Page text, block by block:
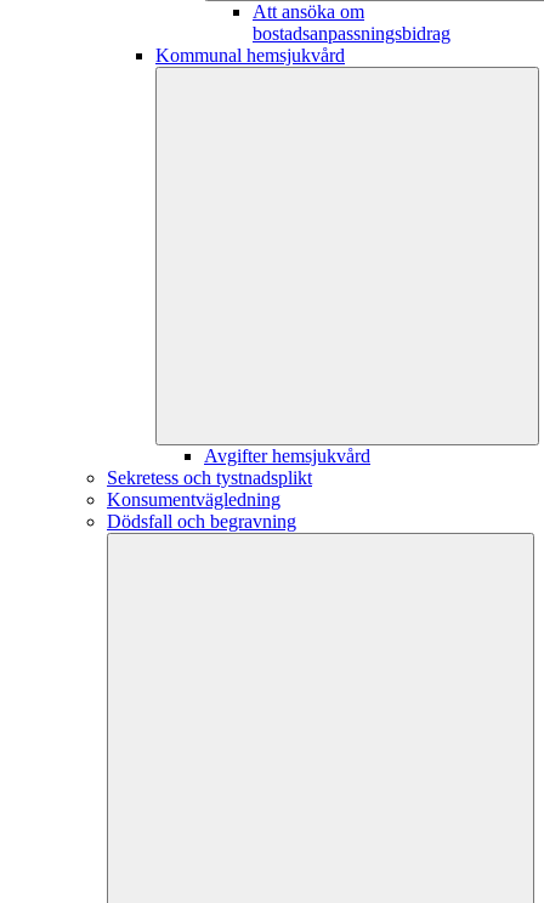
Att ansöka om
bostadsanpassningsbidrag
Kommunal hemsjukvård
Avgifter hemsjukvård
Sekretess och tystnadsplikt
Konsumentvägledning
Dödsfall och begravning